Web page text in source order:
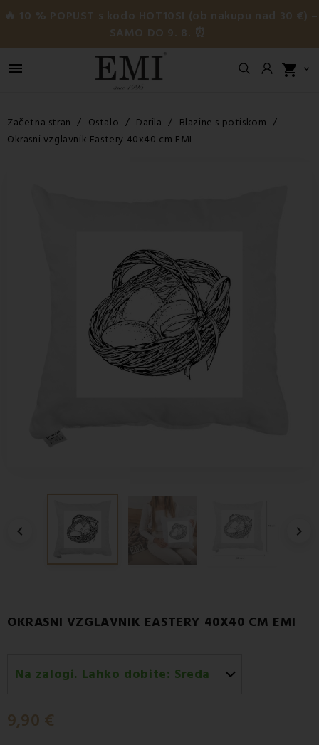
🔥 10 % POPUST s kodo HOT10SI (ob nakupu nad 30 €) –
SAMO DO 9. 8. ⏰
 shopping_cart 
Začetna stran Ostalo Darila
Blazine s potiskom
Okrasni vzglavnik Eastery 40x40 cm EMI
 
OKRASNI VZGLAVNIK EASTERY 40X40 CM EMI
Na zalogi. Lahko dobite: Sreda
9,90 €